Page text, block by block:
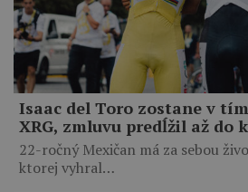
Isaac del Toro zostane v
XRG, zmluvu predĺžil až do
22-ročný Mexičan má za sebou
ktorej vyhral…